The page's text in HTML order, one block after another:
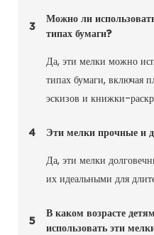
3
Можно ли
типах бумаги?
Да, эти мелки можно
типах бумаги, включая
эскизов и книжки-
4 Эти мелки прочные и
Да, эти мелки
их идеальными для
5
В каком возрасте
использовать эти